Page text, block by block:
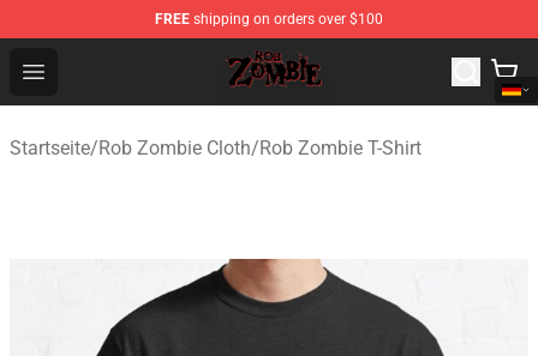
FREE shipping on orders over $100
Open menu
Rob Zombie Shop - Official Rob Zombie Merchandise
Startseite/Rob Zombie Cloth/Rob Zombie T-Shirt